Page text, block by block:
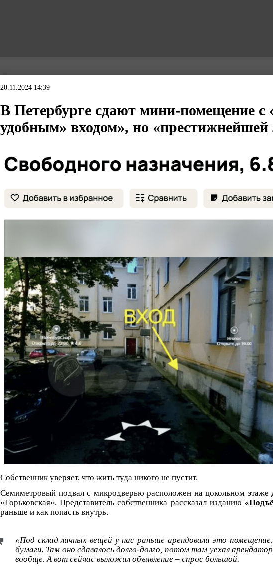
20.11.2024 14:39
В Петербурге сдают мини-помещение с
удобным» входом», но «престижнейшей
Собственник уверяет, что жить туда никого не пустит.
Семиметровый подвал с микродверью расположен на цокольном этаже
«Горьковская». Представитель собственника рассказал изданию
раньше и как попасть внутрь.
«Под склад личных вещей у нас раньше арендовали это
бумаги. Там оно сдавалось долго-долго, потом там уехал
вообще. А вот сейчас выложил объявление – спрос большой.